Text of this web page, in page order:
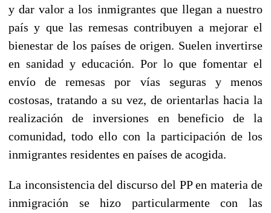
y dar valor a los inmigrantes que llegan a nuestro
país y que las remesas contribuyen a mejorar el
bienestar de los países de origen. Suelen invertirse
en sanidad y educación. Por lo que fomentar el
envío de remesas por vías seguras y menos
costosas, tratando a su vez, de orientarlas hacia la
realización de inversiones en beneficio de la
comunidad, todo ello con la participación de los
inmigrantes residentes en países de acogida.
La inconsistencia del discurso del PP en materia de
inmigración se hizo particularmente con las